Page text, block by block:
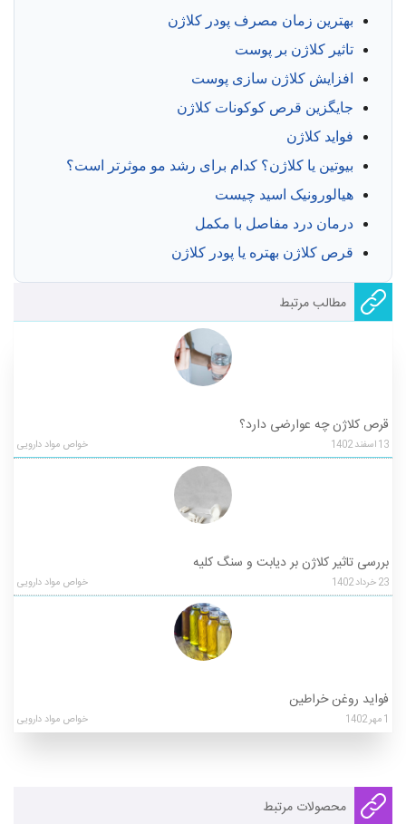
بهترین زمان مصرف پودر کلاژن
تاثیر کلاژن بر پوست
افزایش کلاژن سازی پوست
جایگزین قرص کوکونات کلاژن
فواید کلاژن
بیوتین یا کلاژن؟ کدام برای رشد مو موثرتر است؟
هیالورونیک اسید چیست
درمان درد مفاصل با مکمل
قرص کلاژن بهتره یا پودر کلاژن
مطالب مرتبط
قرص کلاژن چه عوارضی دارد؟
13اسفند1402 خواص مواد دارویی
بررسی تاثیر کلاژن بر دیابت و سنگ کلیه
23خرداد1402 خواص مواد دارویی
فواید روغن خراطین
1مهر1402 خواص مواد دارویی
محصولات مرتبط